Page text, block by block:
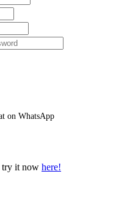
on WhatsApp
try it now here!